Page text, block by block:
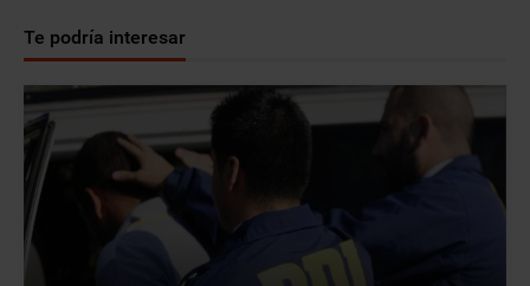
Te podría interesar